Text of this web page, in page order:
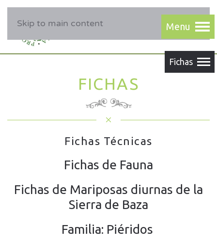
Skip to main content
FICHAS
Fichas Técnicas
Fichas de Fauna
Fichas de Mariposas diurnas de la
Sierra de Baza
Familia: Piéridos